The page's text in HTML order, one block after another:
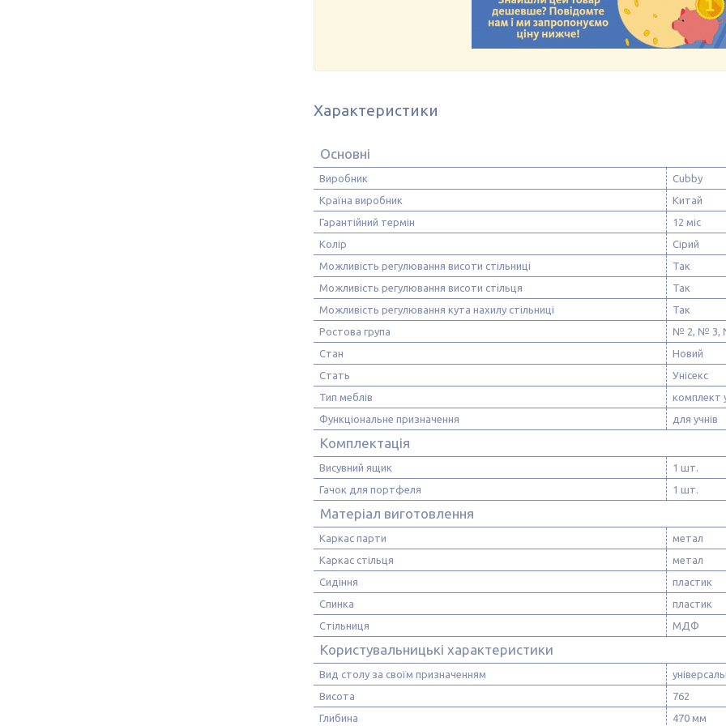
Характеристики
Основні
Виробник
Cubby
Країна виробник
Китай
Гарантійний термін
12 міс
Колір
Сірий
Можливість регулювання висоти стільниці
Так
Можливість регулювання висоти стільця
Так
Можливість регулювання кута нахилу стільниці
Так
Ростова група
№ 2, № 3,
Стан
Новий
Стать
Унісекс
Тип меблів
комплект
Функціональне призначення
для учнів
Комплектація
Висувний ящик
1 шт.
Гачок для портфеля
1 шт.
Матеріал виготовлення
Каркас парти
метал
Каркас стільця
метал
Сидіння
пластик
Спинка
пластик
Стільниця
МДФ
Користувальницькі характеристики
Вид столу за своїм призначенням
Висота
762
Глибина
470 мм